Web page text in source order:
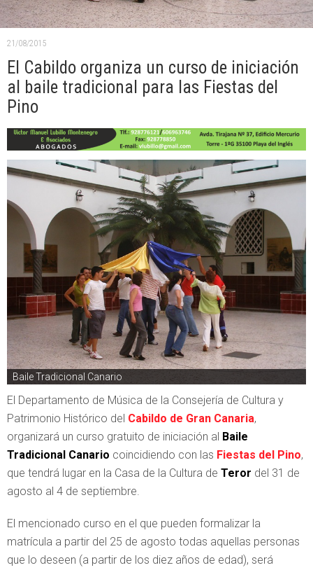
21/08/2015
El Cabildo organiza un curso de iniciación
al baile tradicional para las Fiestas del
Pino
Baile Tradicional Canario
El Departamento de Música de la Consejería de Cultura y
Patrimonio Histórico del Cabildo de Gran Canaria,
organizará un curso gratuito de iniciación al Baile
Tradicional Canario coincidiendo con las Fiestas del Pino,
que tendrá lugar en la Casa de la Cultura de Teror del 31 de
agosto al 4 de septiembre.
El mencionado curso en el que pueden formalizar la
matrícula a partir del 25 de agosto todas aquellas personas
que lo deseen (a partir de los diez años de edad), será